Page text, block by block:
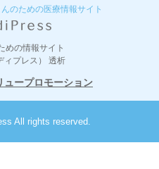
のための医療情報サイト
めの情報サイト
ィプレス） 透析
ュープロモーション
All rights reserved.